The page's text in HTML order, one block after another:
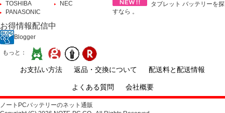
TOSHIBA
NEC
PANASONIC
タブレット バッテリーを探
すなら 。
お得情報配信中
Blogger
もっと：
お支払い方法 返品・交換について 配送料と配送情報
よくある質問 会社概要
ノートPCバッテリーのネット通販